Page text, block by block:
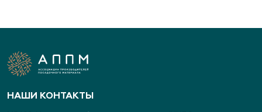
НАШИ КОНТАКТЫ